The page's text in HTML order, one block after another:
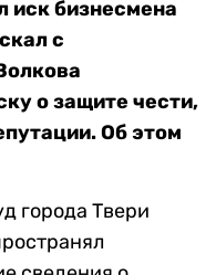
иск бизнесмена
с
о защите чести,
Об этом
города Твери